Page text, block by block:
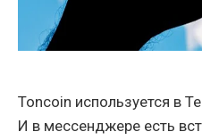
Toncoin используется в
И в мессенджере есть